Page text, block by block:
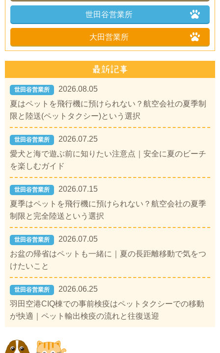
世田谷営業所
大田営業所
世田谷営業所
2026.08.05
夏はペットを飛行機に預けられない？航空会社の夏季制
限と陸送(ペットタクシー)という選択
世田谷営業所
2026.07.25
愛犬と海で遊ぶ前に知りたい注意点｜安全に夏のビーチ
を楽しむガイド
世田谷営業所
2026.07.15
夏季はペットを飛行機に預けられない？航空会社の夏季
制限と完全陸送という選択
世田谷営業所
2026.07.05
お盆の帰省はペットも一緒に｜夏の長距離移動で気をつ
けたいこと
世田谷営業所
2026.06.25
羽田空港CIQ棟での事前検疫はペットタクシーでの移動
が快適｜ペット輸出検疫の流れと往復送迎